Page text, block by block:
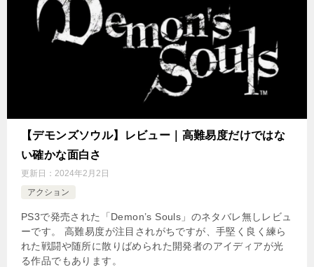
【デモンズソウル】レビュー｜高難易度だけではな
い確かな面白さ
更新日： 2024年2月2日
アクション
PS3で発売された「Demon’s Souls」のネタバレ無しレビュ
ーです。 高難易度が注目されがちですが、手堅く良く練ら
れた戦闘や随所に散りばめられた開発者のアイディアが光
る作品でもあります。